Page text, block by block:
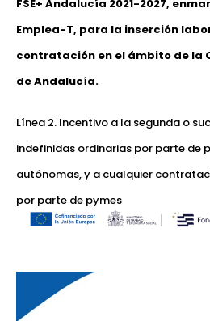
FSE+ Andalucía 2021-2027,
Emplea-T, para la inserción
contratación en el ámbito de la
de Andalucía.
Línea 2. Incentivo a la segunda o
indefinidas ordinarias por parte de
autónomas, y a cualquier
por parte de pymes